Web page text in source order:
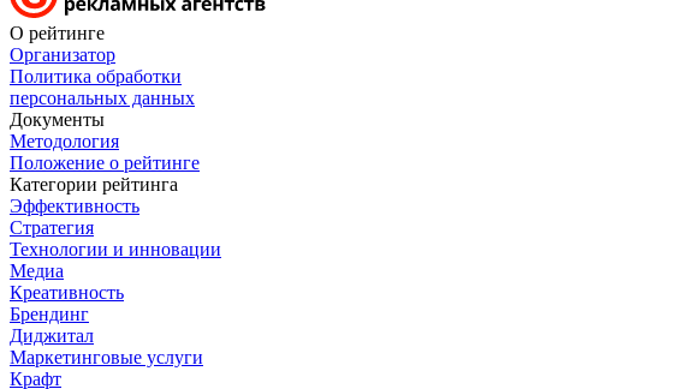
О рейтинге
Организатор
Политика обработки
персональных данных
Документы
Методология
Положение о рейтинге
Категории рейтинга
Эффективность
Стратегия
Технологии и инновации
Медиа
Креативность
Брендинг
Диджитал
Маркетинговые услуги
Крафт